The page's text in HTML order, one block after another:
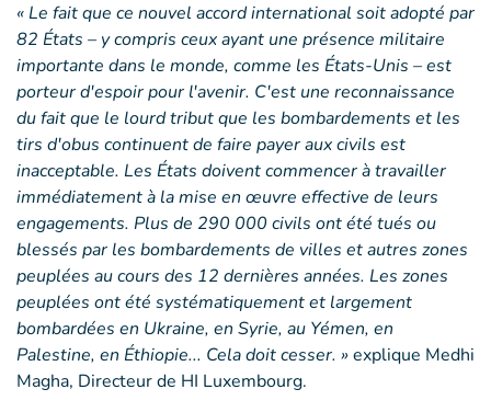
« Le fait que ce nouvel accord international soit adopté par
82 États – y compris ceux ayant une présence militaire
importante dans le monde, comme les États-Unis – est
porteur d'espoir pour l'avenir. C'est une reconnaissance
du fait que le lourd tribut que les bombardements et les
tirs d'obus continuent de faire payer aux civils est
inacceptable. Les États doivent commencer à travailler
immédiatement à la mise en œuvre effective de leurs
engagements. Plus de 290 000 civils ont été tués ou
blessés par les bombardements de villes et autres zones
peuplées au cours des 12 dernières années. Les zones
peuplées ont été systématiquement et largement
bombardées en Ukraine, en Syrie, au Yémen, en
Palestine, en Éthiopie... Cela doit cesser. »explique Medhi
Magha, Directeur de HI Luxembourg.